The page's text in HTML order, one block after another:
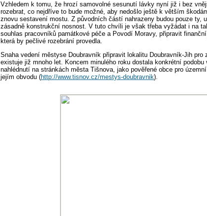
Vzhledem k tomu, že hrozí samovolné sesunutí lávky nyní již i bez
rozebrat, co nejdříve to bude možné, aby nedošlo ještě k větším
znovu sestavení mostu. Z původních částí nahrazeny budou pouze ty,
zásadně konstrukční nosnost. V tuto chvíli je však třeba vyžádat i na
souhlas pracovníků památkové péče a Povodí Moravy, připravit
která by pečlivé rozebrání provedla.
Snaha vedení městyse Doubravník připravit lokalitu Doubravník-Jih pro
existuje již mnoho let. Koncem minulého roku dostala konkrétní
nahlédnutí na stránkách města Tišnova, jako pověřené obce pro
jejím obvodu (http://www.tisnov.cz/mestys-doubravnik).